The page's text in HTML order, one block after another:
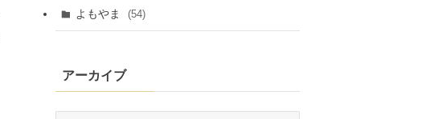
よもやま (54)
アーカイブ